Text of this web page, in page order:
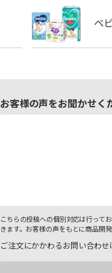
お客様の声をお聞かせく
こちらの投稿への個別対応は行って
きます。お客様の声をもとに商品開
ご注文にかかわるお問い合わせ